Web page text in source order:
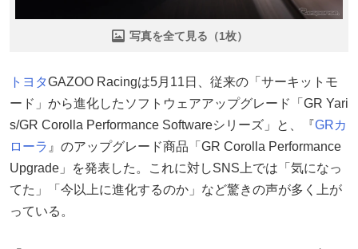
写真を全て見る（1枚）
トヨタGAZOO Racingは5月11日、従来の「サーキットモ
ード」から進化したソフトウェアアップグレード「GR Yari
s/GR Corolla Performance Softwareシリーズ」と、『GRカ
ローラ 』のアップグレード商品「GR Corolla Performance
Upgrade」を発表した。これに対しSNS上では「気になっ
てた」「今以上に進化するのか」など驚きの声が多く上が
っている。